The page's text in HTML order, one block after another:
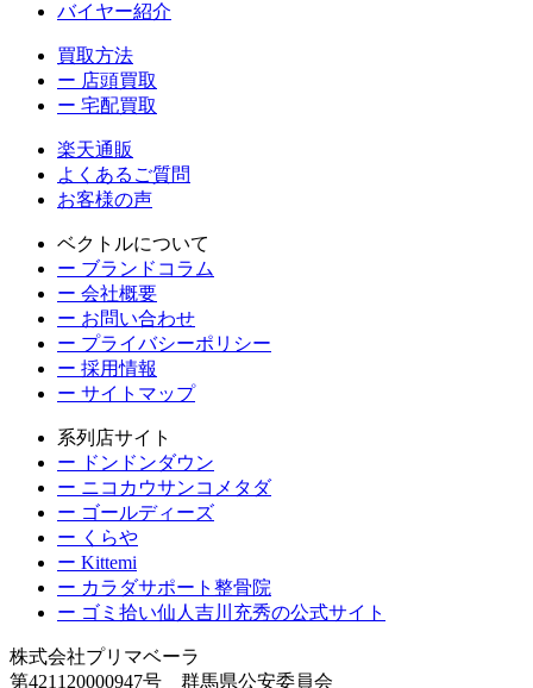
バイヤー紹介
買取方法
ー 店頭買取
ー 宅配買取
楽天通販
よくあるご質問
お客様の声
ベクトルについて
ー ブランドコラム
ー 会社概要
ー お問い合わせ
ー プライバシーポリシー
ー 採用情報
ー サイトマップ
系列店サイト
ー ドンドンダウン
ー ニコカウサンコメタダ
ー ゴールディーズ
ー くらや
ー Kittemi
ー カラダサポート整骨院
ー ゴミ拾い仙人吉川充秀の公式サイト
株式会社プリマベーラ
第421120000947号 群馬県公安委員会